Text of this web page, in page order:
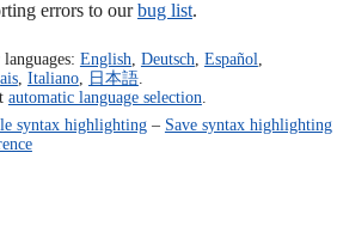
errors to ourbug list.
English Deutsch Español
, Italiano, 日本語.
automatic language selection
syntax highlighting– Save syntax highlighting